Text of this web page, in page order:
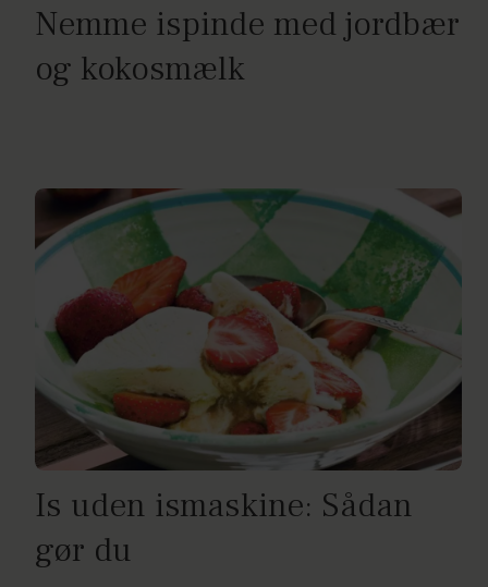
Nemme ispinde med jordbær
og kokosmælk
Is uden ismaskine: Sådan
gør du